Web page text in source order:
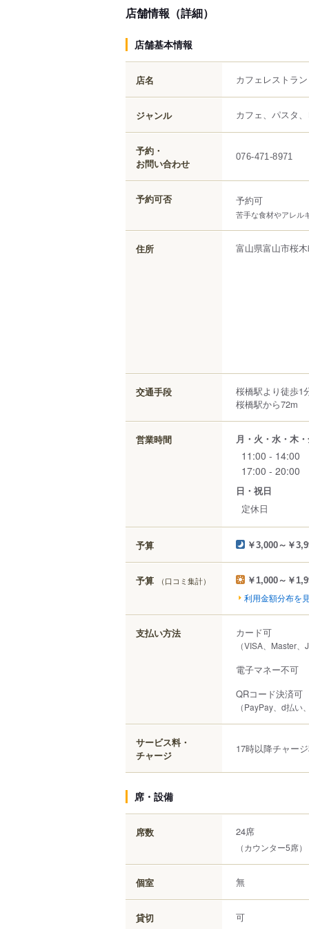
店舗情報（詳細）
店舗基本情報
店名 カフェレストラ
ジャンル カフェ、パスタ
予約・
お問い合わせ
076-471-8971
予約可否 予約可
苦手な食材やアレル
住所 富山県富山市桜
交通手段
桜橋駅より徒歩1
桜橋駅から72m
営業時間 月・火・水・木
11:00 - 14:00
17:00 - 20:00
日・祝日
定休日
予算 ￥3,000～￥
予算 （口コミ集計） ￥1,000～￥
利用金額分布を
支払い方法 カード可
（VISA、Master
電子マネー不可
QRコード決済可
（PayPay、d払い
サービス料・
チャージ
17時以降チャー
席・設備
席数 24席
（カウンター5席）
個室 無
貸切 可